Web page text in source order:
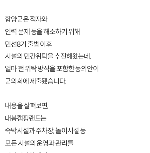
함양군은 적자와
인력 문제 등을 해소하기 위해
민선8기 출범 이후
시설의 민간위탁을 추진해왔는데,
얼마 전 위탁 방식을 포함한 동의안이
군의회에 제출됐습니다.
내용을 살펴보면,
대봉캠핑랜드는
숙박시설과 주차장, 놀이시설 등
모든 시설의 운영과 관리를